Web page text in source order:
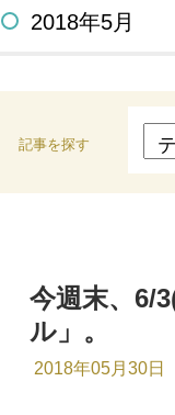
2018年5月
記事を探す
今週末、6/
ル」。
2018年05月30日